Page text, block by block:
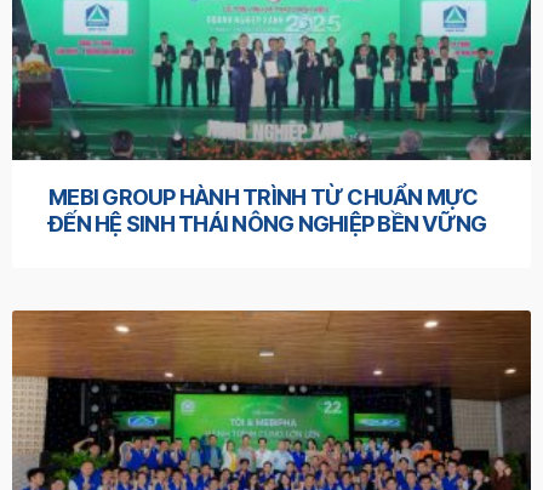
MEBI GROUP HÀNH TRÌNH TỪ CHUẨN MỰC
ĐẾN HỆ SINH THÁI NÔNG NGHIỆP BỀN VỮNG